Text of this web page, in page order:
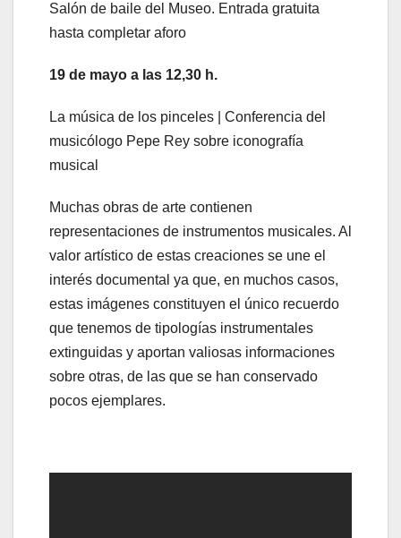
Salón de baile del Museo. Entrada gratuita
hasta completar aforo
19 de mayo a las 12,30 h.
La música de los pinceles | Conferencia del
musicólogo Pepe Rey sobre iconografía
musical
Muchas obras de arte contienen
representaciones de instrumentos musicales. Al
valor artístico de estas creaciones se une el
interés documental ya que, en muchos casos,
estas imágenes constituyen el único recuerdo
que tenemos de tipologías instrumentales
extinguidas y aportan valiosas informaciones
sobre otras, de las que se han conservado
pocos ejemplares.